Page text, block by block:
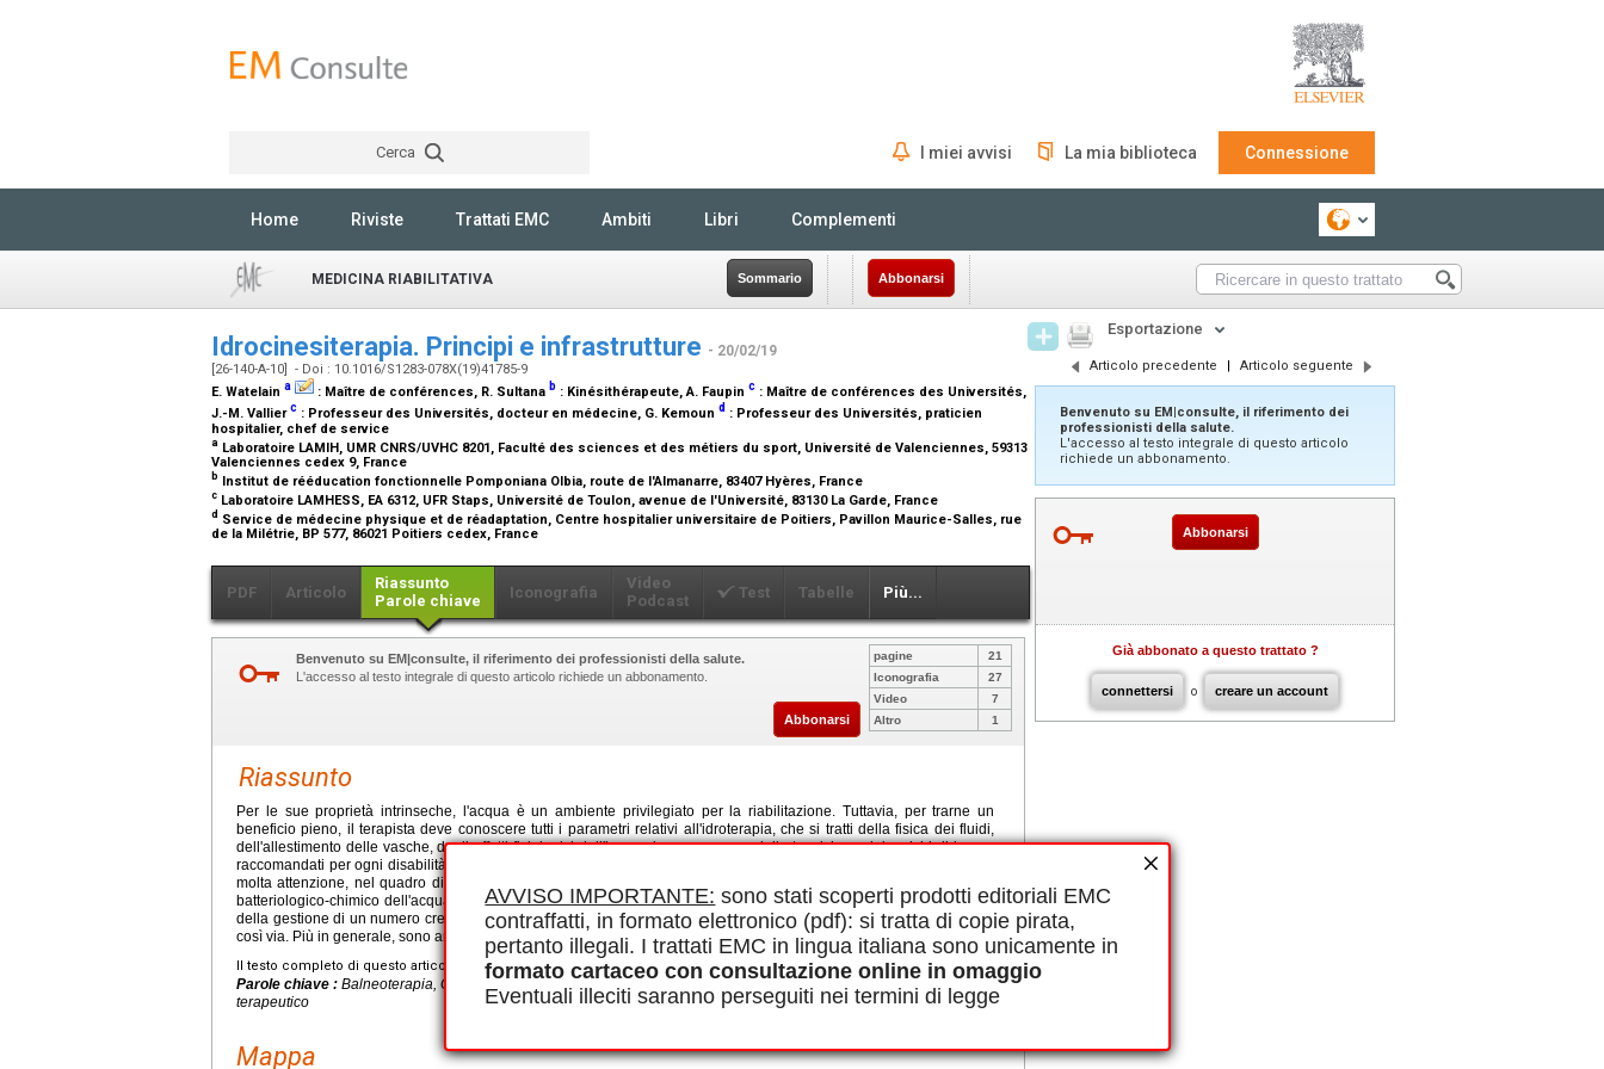
AVVISO IMPORTANTE: sono stati scoperti prodotti editoriali EMC
contraffatti, in formato elettronico (pdf): si tratta di copie pirata,
pertanto illegali. I trattati EMC in lingua italiana sono unicamente in
formato cartaceo con consultazione online in omaggio
Eventuali illeciti saranno perseguiti nei termini di legge
Cerca I miei avvisi La mia biblioteca Connessione
Home Riviste Trattati EMC Ambiti Libri Complementi
MEDICINA RIABILITATIVA Sommario Abbonarsi
Idrocinesiterapia. Principi e infrastrutture - 20/02/19
[26-140-A-10] - Doi : 10.1016/S1283-078X(19)41785-9
E. Watelain a : Maître de conférences, R. Sultana b : Kinésithérapeute, A. Faupin c : Maître de conférences des Universités,
J.-M. Vallierc : Professeur des Universités, docteur en médecine, G. Kemoun d : Professeur des Universités, praticien
hospitalier, chef de service
a Laboratoire LAMIH, UMR CNRS/UVHC 8201, Faculté des sciences et des métiers du sport, Université de Valenciennes, 59313
Valenciennes cedex 9, France
b Institut de rééducation fonctionnelle Pomponiana Olbia, route de l'Almanarre, 83407 Hyères, France
c Laboratoire LAMHESS, EA 6312, UFR Staps, Université de Toulon, avenue de l'Université, 83130 La Garde, France
d Service de médecine physique et de réadaptation, Centre hospitalier universitaire de Poitiers, Pavillon Maurice-Salles, rue
de la Milétrie, BP 577, 86021 Poitiers cedex, France
PDF Articolo
Riassunto
Parole chiave
Iconografia
Video
Podcast
Test Tabelle Più...
Benvenuto su EM|consulte, il riferimento dei professionisti della salute.
L'accesso al testo integrale di questo articolo richiede un abbonamento.
Abbonarsi
pagine
21
Iconografia
27
Video
7
Altro
1
Riassunto
Per le sue proprietà intrinseche, l'acqua è un ambiente privilegiato per la riabilitazione. Tuttavia, per trarne un
beneficio pieno, il terapista deve conoscere tutti i parametri relativi all'idroterapia, che si tratti della fisica dei fluidi,
dell'allestimento delle vasche, degli effetti fisiologici dell'immersione o, ancora, delle tecniche e dei carichi di lavoro
raccomandati per ogni disabilità. Anche la progettazione e la disposizione dei locali e delle vasche devono ricevere
molta attenzione, nel quadro di una politica di prevenzione, gestione del rischio di incidenti e monitoraggio fisico-
batteriologico-chimico dell'acqua. Le attività acquatiche a scopo terapeutico (AAST) portano a benefici nel contesto
della gestione di un numero crescente di patologie, in particolare in reumatologia, geriatria, ortopedia, cardiologia e
così via. Più in generale, sono anche un mezzo privilegiato di prevenzione e mantenimento fisico.
Il testo completo di questo articolo è disponibile in PDF.
Parole chiave : Balneoterapia, Ginnastica acquatica, Attività fisiche acquatiche adattate, Cinebalneoterapia, Nuoto
terapeutico
Mappa
Esportazione
Articolo precedente | Articolo seguente
Benvenuto su EM|consulte, il riferimento dei
professionisti della salute.
L'accesso al testo integrale di questo articolo
richiede un abbonamento.
Abbonarsi
Già abbonato a questo trattato ?
connettersi o creare un account